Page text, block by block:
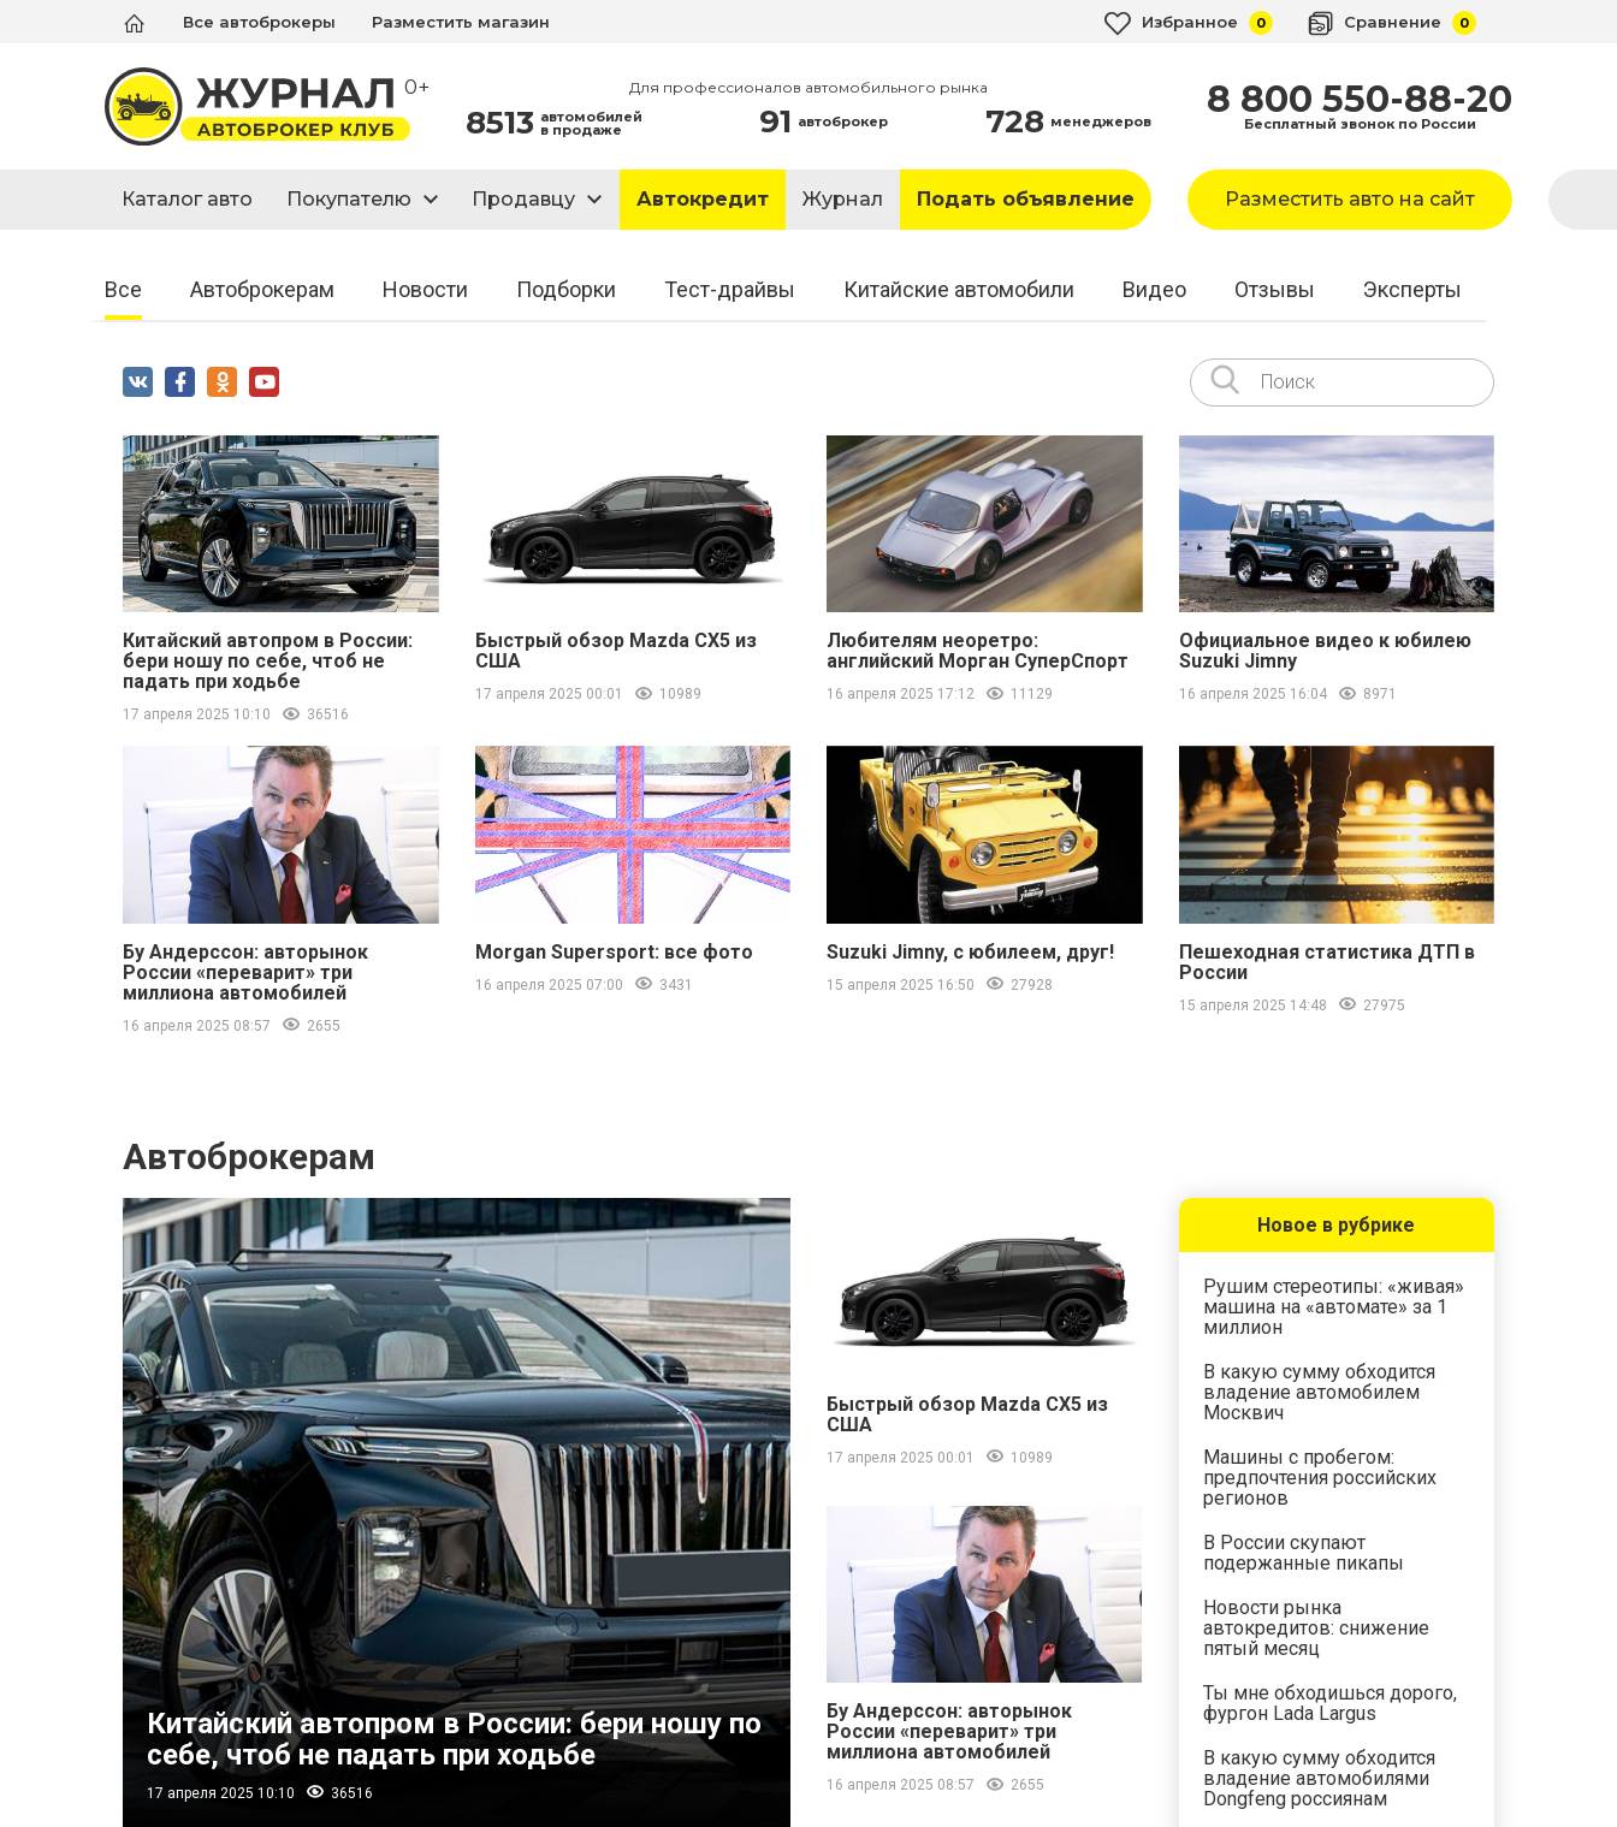
Все автоброкеры Разместить магазин Избранное 0 Сравнение 0
0+ Для профессионалов автомобильного рынка
8513 автомобилей
в продаже 91 автоброкер 728 менеджеров 8 800 550-88-20
Бесплатный звонок по России
Каталог авто Покупателю Продавцу Автокредит Журнал Подать объявление Разместить авто на сайт
Все Автоброкерам Новости Подборки Тест-драйвы Китайские автомобили Видео Отзывы Эксперты
Китайский автопром в России:
бери ношу по себе, чтоб не
падать при ходьбе
17 апреля 2025 10:10 36516
Быстрый обзор Mazda CX5 из
США
17 апреля 2025 00:01 10989
Любителям неоретро:
английский Морган СуперСпорт
16 апреля 2025 17:12 11129
Официальное видео к юбилею
Suzuki Jimny
16 апреля 2025 16:04 8971
Бу Андерссон: авторынок
России «переварит» три
миллиона автомобилей
16 апреля 2025 08:57 2655
Morgan Supersport: все фото
16 апреля 2025 07:00 3431
Suzuki Jimny, с юбилеем, друг!
15 апреля 2025 16:50 27928
Пешеходная статистика ДТП в
России
15 апреля 2025 14:48 27975
Автоброкерам
Китайский автопром в России: бери ношу по
себе, чтоб не падать при ходьбе
17 апреля 2025 10:10 36516
Быстрый обзор Mazda CX5 из
США
17 апреля 2025 00:01 10989
Бу Андерссон: авторынок
России «переварит» три
миллиона автомобилей
16 апреля 2025 08:57 2655
Новое в рубрике
Рушим стереотипы: «живая»
машина на «автомате» за 1
миллион
В какую сумму обходится
владение автомобилем
Москвич
Машины с пробегом:
предпочтения российских
регионов
В России скупают
подержанные пикапы
Новости рынка
автокредитов: снижение
пятый месяц
Ты мне обходишься дорого,
фургон Lada Largus
В какую сумму обходится
владение автомобилями
Dongfeng россиянам